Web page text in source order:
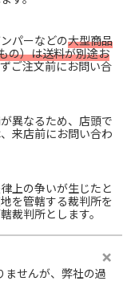
パーなどの大型商品
の）は送料が別途お
ご注文前にお問い合
異なるため、店頭で
来店前にお問い合わ
上の争いが生じたと
を管轄する裁判所を
裁判所とします。
ませんが、弊社の過